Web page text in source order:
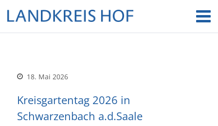
18. Mai 2026
Kreisgartentag 2026 in
Schwarzenbach a.d.Saale